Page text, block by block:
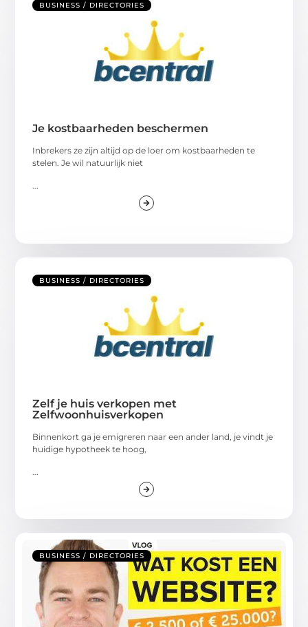
BUSINESS / DIRECTORIES
Je kostbaarheden beschermen
Inbrekers ze zijn altijd op de loer om kostbaarheden te
stelen. Je wil natuurlijk niet
BUSINESS / DIRECTORIES
Zelf je huis verkopen met
Zelfwoonhuisverkopen
Binnenkort ga je emigreren naar een ander land, je vindt je
huidige hypotheek te hoog,
BUSINESS / DIRECTORIES